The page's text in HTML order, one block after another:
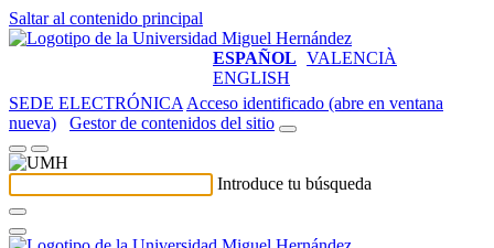
Saltar al contenido principal
ESPAÑOL VALENCIÀ
ENGLISH
SEDE ELECTRÓNICA Acceso identificado (abre en ventana
nueva)
Gestor de contenidos del sitio
Introduce tu búsqueda